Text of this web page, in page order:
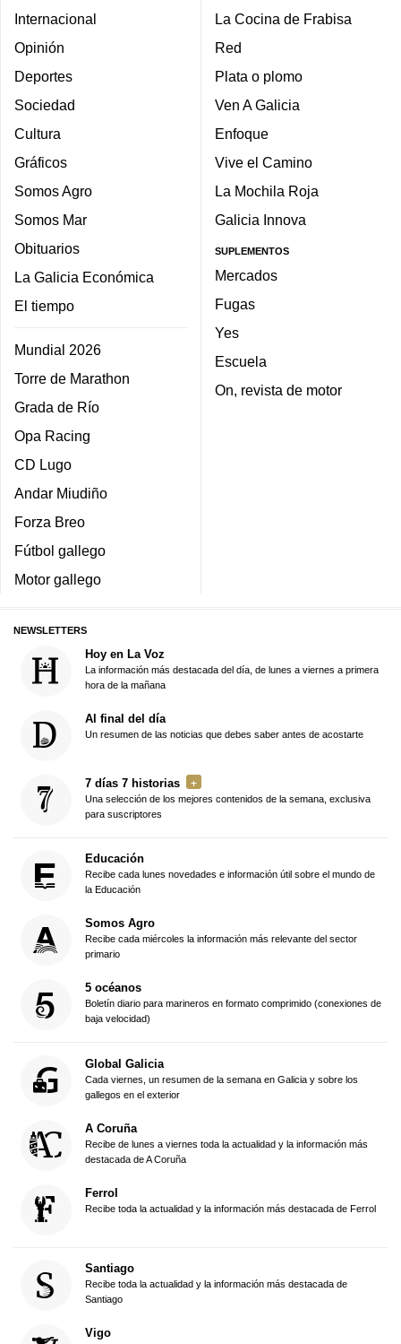
Internacional
Opinión
Deportes
Sociedad
Cultura
Gráficos
Somos Agro
Somos Mar
Obituarios
La Galicia Económica
El tiempo
Mundial 2026
Torre de Marathon
Grada de Río
Opa Racing
CD Lugo
Andar Miudiño
Forza Breo
Fútbol gallego
Motor gallego
La Cocina de Frabisa
Red
Plata o plomo
Ven A Galicia
Enfoque
Vive el Camino
La Mochila Roja
Galicia Innova
SUPLEMENTOS
Mercados
Fugas
Yes
Escuela
On, revista de motor
NEWSLETTERS
Hoy en La Voz
La información más destacada del día, de lunes a viernes a primera
hora de la mañana
Al final del día
Un resumen de las noticias que debes saber antes de acostarte
7 días 7 historias
Una selección de los mejores contenidos de la semana, exclusiva
para suscriptores
Educación
Recibe cada lunes novedades e información útil sobre el mundo de
la Educación
Somos Agro
Recibe cada miércoles la información más relevante del sector
primario
5 océanos
Boletín diario para marineros en formato comprimido (conexiones de
baja velocidad)
Global Galicia
Cada viernes, un resumen de la semana en Galicia y sobre los
gallegos en el exterior
A Coruña
Recibe de lunes a viernes toda la actualidad y la información más
destacada de A Coruña
Ferrol
Recibe toda la actualidad y la información más destacada de Ferrol
Santiago
Recibe toda la actualidad y la información más destacada de
Santiago
Vigo